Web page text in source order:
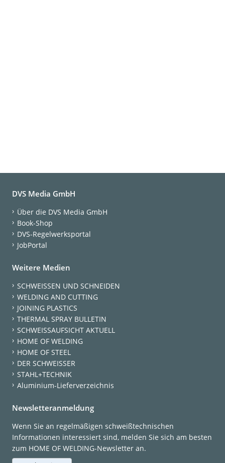
DVS Media GmbH
Über die DVS Media GmbH
Book-Shop
DVS-Regelwerksportal
JobPortal
Weitere Medien
SCHWEISSEN UND SCHNEIDEN
WELDING AND CUTTING
JOINING PLASTICS
THERMAL SPRAY BULLETIN
SCHWEISSAUFSICHT AKTUELL
HOME OF WELDING
HOME OF STEEL
DER SCHWEISSER
STAHL+TECHNIK
Aluminium-Lieferverzeichnis
Newsletteranmeldung
Wenn Sie an regelmäßigen schweißtechnischen
Informationen interessiert sind, melden Sie sich am besten
zum HOME OF WELDING-Newsletter an.